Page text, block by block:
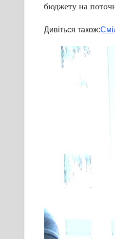
бюджету на
Дивіться також: